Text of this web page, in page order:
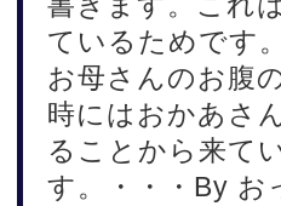
ているためです
お母さんのお腹
時にはおかあさ
ることから来て
す。・・・By お